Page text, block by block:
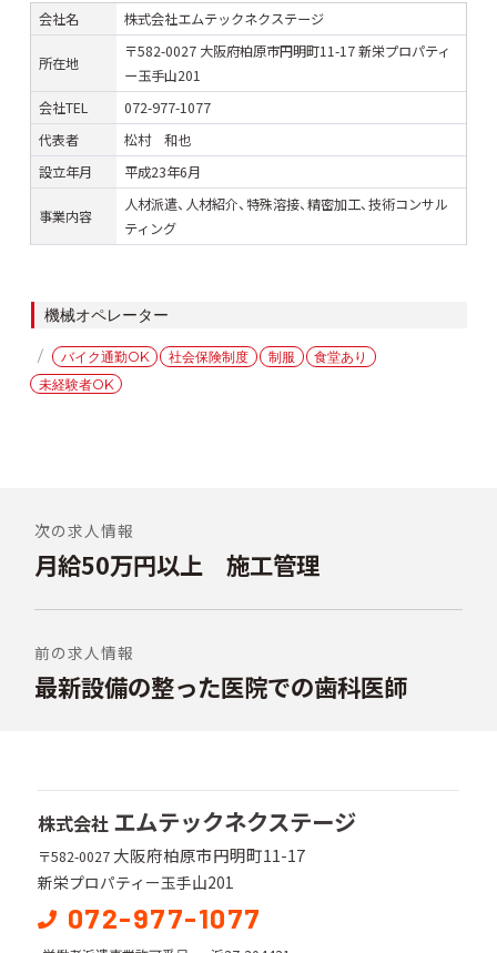
会社名 株式会社エムテックネクステージ
所在地
〒582-0027 大阪府柏原市円明町11-17 新栄プロパティ
ー玉手山201
会社TEL
072-977-1077
代表者
松村 和也
設立年月
平成23年6月
事業内容
人材派遣、人材紹介、特殊溶接、精密加工、技術コンサル
ティング
ゴ
リ
機械オペレーター
タ
グ
バイク通勤OK 社会保険制度 制服
食堂あり
未経験者OK
稿
ナ
ビ
ゲ
ー
ン
次の求人情報
前
投
月給50万円以上 施工管理
前の求人情報
次
最新設備の整った医院での歯科医師
株式会社 エムテックネクステージ
〒582-0027 大阪府柏原市円明町11-17
新栄プロパティー玉手山201
072-977-1077